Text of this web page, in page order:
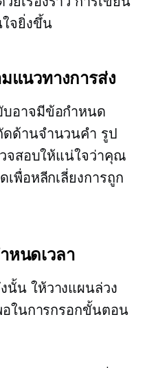
จยิ่งขึ้น
นวทางการส่ง
อาจมีข้อกำหนด
ดด้านจำนวนคำ รูป
จสอบให้แน่ใจว่าคุณ
เพื่อหลีกเลี่ยงการถูก
นดเวลา
น ให้วางแผนล่วง
อในการกรอกขั้นตอน